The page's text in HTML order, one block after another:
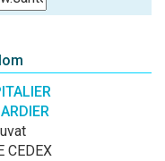
CEDEX